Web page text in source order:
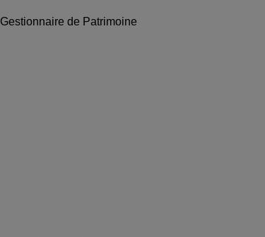
Gestionnaire de Patrimoine